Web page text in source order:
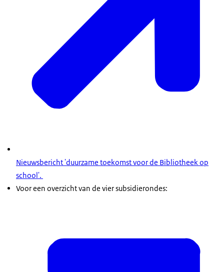
Nieuwsbericht 'duurzame toekomst voor de Bibliotheek op
school'.
Voor een overzicht van de vier subsidierondes: